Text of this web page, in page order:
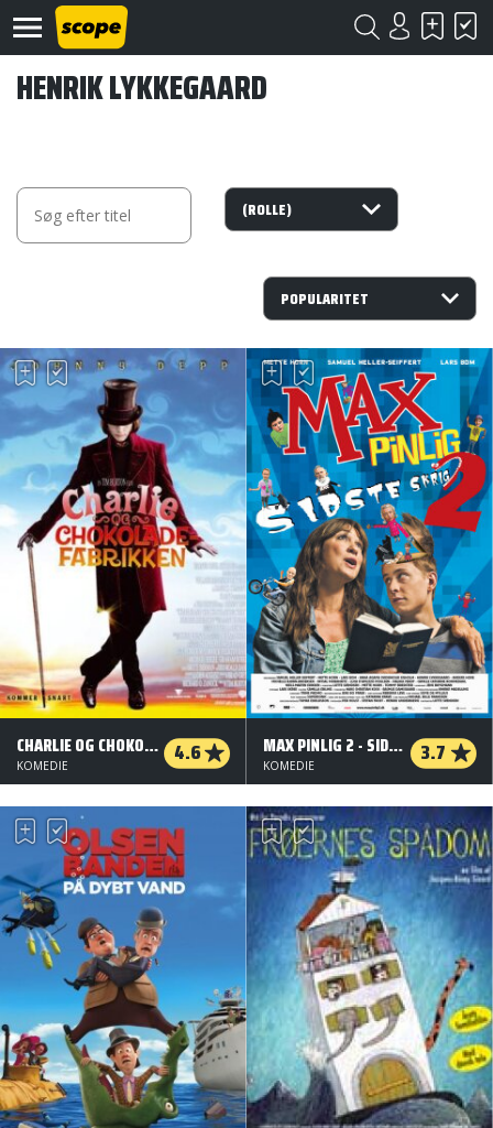
Om
©
Scope
2020
HENRIK LYKKEGAARD
CHARLIE OG CHOKOLADEFABRIKKEN 4.6
KOMEDIE
MAX PINLIG 2 - SIDSTE SKRIG 3.7
KOMEDIE